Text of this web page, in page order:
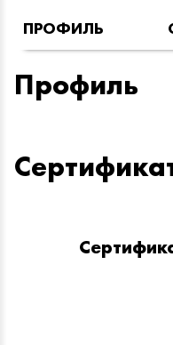
ПРОФИЛЬ
Профиль